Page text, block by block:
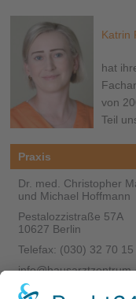
Katrin
hat
von
Teil
Praxis
Dr. med. Christopher
und Michael Hoffmann
Pestalozzistraße 57A
10627 Berlin
Telefax: (030) 32 70 15
www.hausarztzentrum-